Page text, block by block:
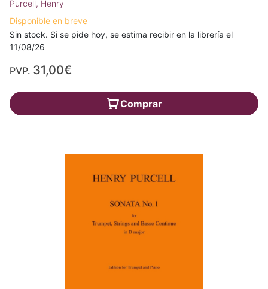
Purcell, Henry
Disponible en breve
Sin stock. Si se pide hoy, se estima recibir en la librería el
11/08/26
PVP. 31,00€
Comprar